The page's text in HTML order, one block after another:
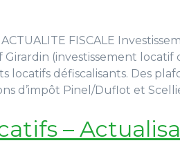
ACTUALITE FISCALE
(investissement
locatifs défiscalisants. Des
d’impôt Pinel/Duflot et
–